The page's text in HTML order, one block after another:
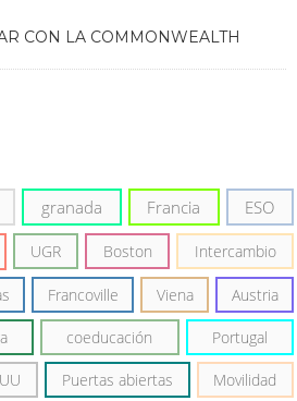
CON LA COMMONWEALTH
granada Francia ESO
UGR Boston Intercambio
Francoville Viena Austria
coeducación Portugal
Puertas abiertas Movilidad